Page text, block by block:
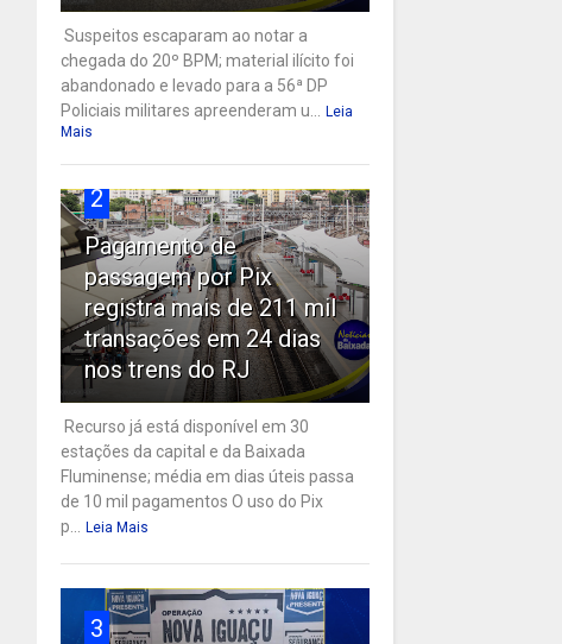
Suspeitos escaparam ao notar a
chegada do 20º BPM; material ilícito foi
abandonado e levado para a 56ª DP
Policiais militares apreenderam u...
Leia
Mais
2
Pagamento de
passagem por Pix
registra mais de 211 mil
transações em 24 dias
nos trens do RJ
Recurso já está disponível em 30
estações da capital e da Baixada
Fluminense; média em dias úteis passa
de 10 mil pagamentos O uso do Pix
p...
Leia Mais
3